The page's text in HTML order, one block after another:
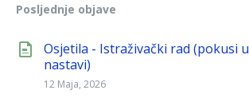
Posljednje objave
Osjetila - Istraživački rad (pokusi u
nastavi)
12 Maja, 2026